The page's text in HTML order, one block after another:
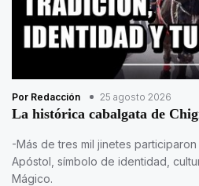
Por Redacción 25 agosto 2026
La histórica cabalgata de
-Más de tres mil jinetes
Apóstol, símbolo de identidad,
Mágico.